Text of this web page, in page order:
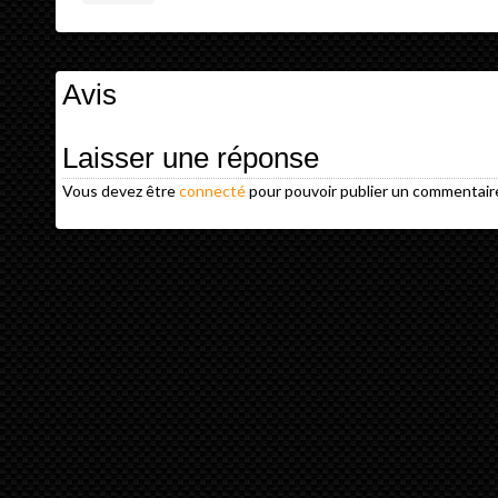
Avis
Laisser une réponse
Vous devez êtreconnectépour pouvoir publier un